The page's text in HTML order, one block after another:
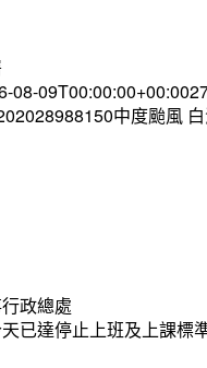
08-
中度颱風
政總處
已達停止上班及上課